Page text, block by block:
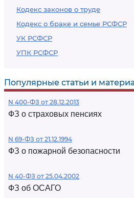
Кодекс законов о труде
Кодекс о браке и семье РСФСР
УК РСФСР
УПК РСФСР
Популярные статьи и
N 400-ФЗ от 28.12.2013
ФЗ о страховых пенсиях
N 69-ФЗ от 21.12.1994
ФЗ о пожарной безопасности
N 40-ФЗ от 25.04.2002
ФЗ об ОСАГО